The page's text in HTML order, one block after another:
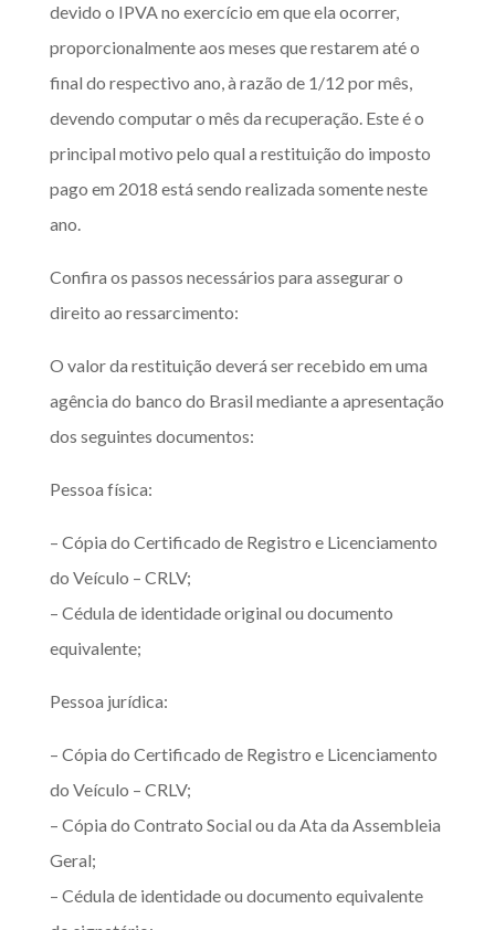
devido o IPVA no exercício em que ela ocorrer,
proporcionalmente aos meses que restarem até o
final do respectivo ano, à razão de 1/12 por mês,
devendo computar o mês da recuperação. Este é o
principal motivo pelo qual a restituição do imposto
pago em 2018 está sendo realizada somente neste
ano.
Confira os passos necessários para assegurar o
direito ao ressarcimento:
O valor da restituição deverá ser recebido em uma
agência do banco do Brasil mediante a apresentação
dos seguintes documentos:
Pessoa física:
– Cópia do Certificado de Registro e Licenciamento
do Veículo – CRLV;
– Cédula de identidade original ou documento
equivalente;
Pessoa jurídica:
– Cópia do Certificado de Registro e Licenciamento
do Veículo – CRLV;
– Cópia do Contrato Social ou da Ata da Assembleia
Geral;
– Cédula de identidade ou documento equivalente